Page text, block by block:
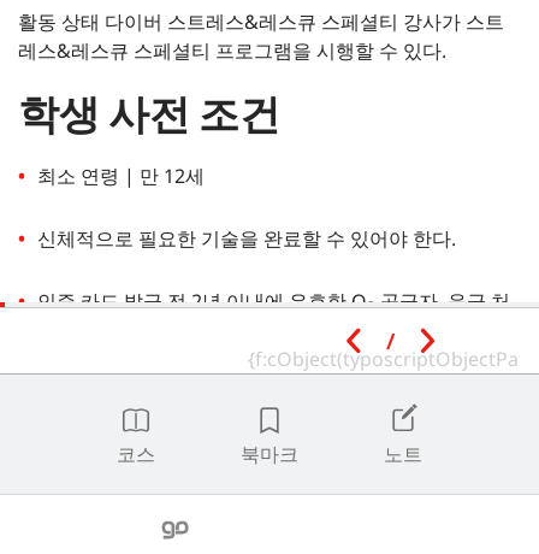
활동 상태 다이버 스트레스&레스큐 스페셜티 강사가 스트
레스&레스큐 스페셜티 프로그램을 시행할 수 있다.
학생 사전 조건
최소 연령 | 만 12세
신체적으로 필요한 기술을 완료할 수 있어야 한다.
인증 카드 발급 전 2년 이내에 유효한 O2공급자, 응급 처
치 및 CPR 교육에 대한 자격을 확인해야 한다.
학생들은 SSI 스페셜티 프로그램에 등록하고 모든 학과 및
/
코스 북마크 노트